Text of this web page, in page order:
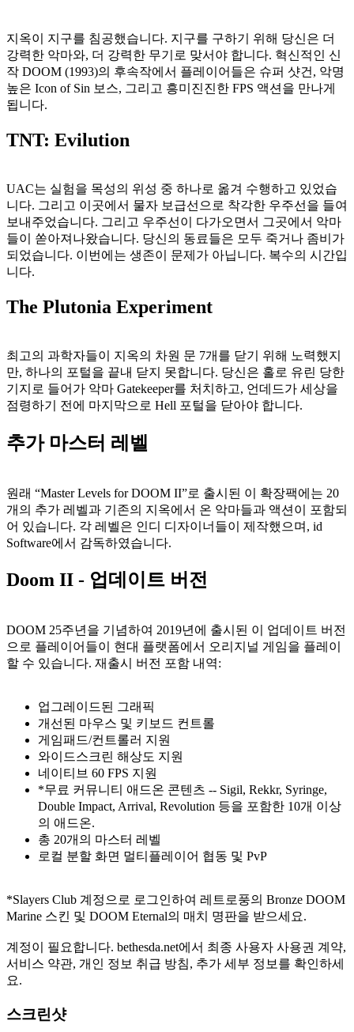
지옥이 지구를 침공했습니다. 지구를 구하기 위해 당신은 더
강력한 악마와, 더 강력한 무기로 맞서야 합니다. 혁신적인 신
작 DOOM (1993)의 후속작에서 플레이어들은 슈퍼 샷건, 악명
높은 Icon of Sin 보스, 그리고 흥미진진한 FPS 액션을 만나게
됩니다.
TNT: Evilution
UAC는 실험을 목성의 위성 중 하나로 옮겨 수행하고 있었습
니다. 그리고 이곳에서 물자 보급선으로 착각한 우주선을 들여
보내주었습니다. 그리고 우주선이 다가오면서 그곳에서 악마
들이 쏟아져나왔습니다. 당신의 동료들은 모두 죽거나 좀비가
되었습니다. 이번에는 생존이 문제가 아닙니다. 복수의 시간입
니다.
The Plutonia Experiment
최고의 과학자들이 지옥의 차원 문 7개를 닫기 위해 노력했지
만, 하나의 포털을 끝내 닫지 못합니다. 당신은 홀로 유린 당한
기지로 들어가 악마 Gatekeeper를 처치하고, 언데드가 세상을
점령하기 전에 마지막으로 Hell 포털을 닫아야 합니다.
추가 마스터 레벨
원래 “Master Levels for DOOM II”로 출시된 이 확장팩에는 20
개의 추가 레벨과 기존의 지옥에서 온 악마들과 액션이 포함되
어 있습니다. 각 레벨은 인디 디자이너들이 제작했으며, id
Software에서 감독하였습니다.
Doom II - 업데이트 버전
DOOM 25주년을 기념하여 2019년에 출시된 이 업데이트 버전
으로 플레이어들이 현대 플랫폼에서 오리지널 게임을 플레이
할 수 있습니다. 재출시 버전 포함 내역:
업그레이드된 그래픽
개선된 마우스 및 키보드 컨트롤
게임패드/컨트롤러 지원
와이드스크린 해상도 지원
네이티브 60 FPS 지원
*무료 커뮤니티 애드온 콘텐츠 -- Sigil, Rekkr, Syringe,
Double Impact, Arrival, Revolution 등을 포함한 10개 이상
의 애드온.
총 20개의 마스터 레벨
로컬 분할 화면 멀티플레이어 협동 및 PvP
*Slayers Club 계정으로 로그인하여 레트로풍의 Bronze DOOM
Marine 스킨 및 DOOM Eternal의 매치 명판을 받으세요.
계정이 필요합니다. bethesda.net에서 최종 사용자 사용권 계약,
서비스 약관, 개인 정보 취급 방침, 추가 세부 정보를 확인하세
요.
스크린샷